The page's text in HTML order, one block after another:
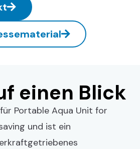
einen Blick
Portable Aqua Unit for
und ist ein